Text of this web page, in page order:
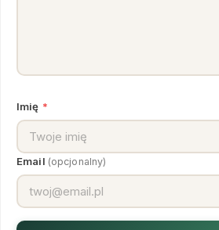
Imię *
Email (opcjonalny)